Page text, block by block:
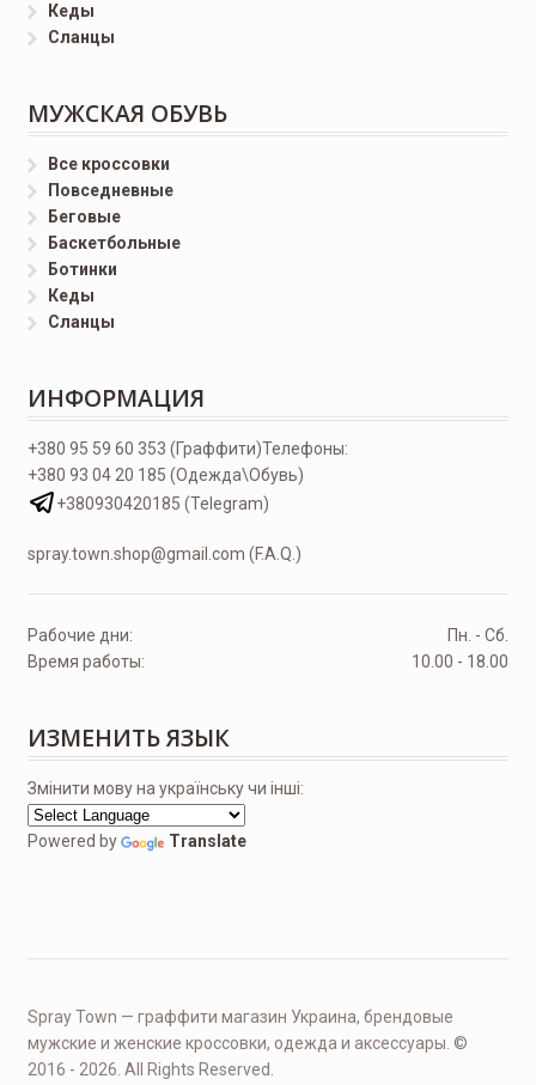
Кеды
Сланцы
МУЖСКАЯ ОБУВЬ
Все кроссовки
Повседневные
Беговые
Баскетбольные
Ботинки
Кеды
Сланцы
ИНФОРМАЦИЯ
Телефоны:
+380 95 59 60 353 (Граффити)
+380 93 04 20 185 (Одежда\Обувь)
+380930420185 (Telegram)
spray.town.shop@gmail.com (F.A.Q.)
Рабочие дни:
Пн. - Сб.
Время работы:
10.00 - 18.00
ИЗМЕНИТЬ ЯЗЫК
Змінити мову на українську чи інші:
Powered by Translate
Spray Town — граффити магазин Украина, брендовые
мужские и женские кроссовки, одежда и аксессуары. ©
2016 - 2026. All Rights Reserved.